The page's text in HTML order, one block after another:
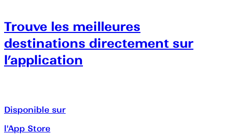
Trouve les meilleures
destinations directement sur
l’application
Disponible sur
l'App Store